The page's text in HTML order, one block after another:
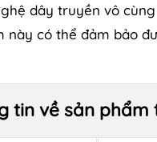
dây truyền vô
này có thể đảm bảo
tin về sản phẩm